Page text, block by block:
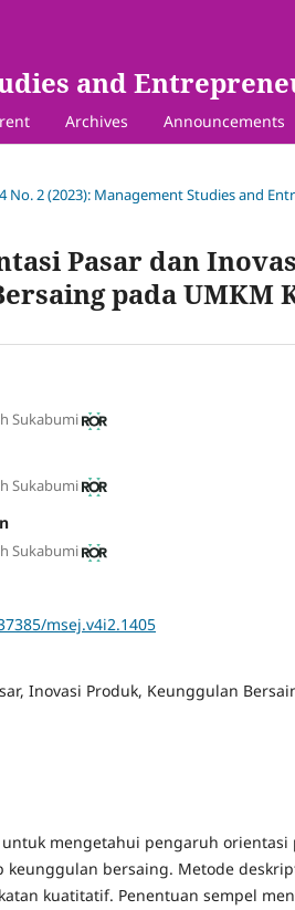
and
Archives Announcements
No. 2 (2023): Management Studies and
Pasar dan
pada UMKM
Sukabumi
Sukabumi
Sukabumi
msej.v4i2.1405
Inovasi Produk, Keunggulan
mengetahui pengaruh orientasi
keunggulan bersaing. Metode
kuatitatif. Penentuan sempel